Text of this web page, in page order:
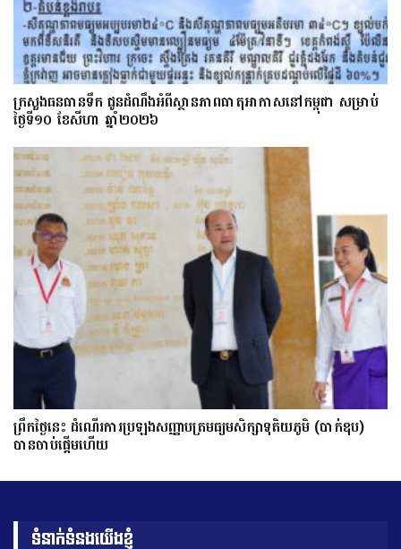
ក្រសួងធនធានទឹក ជូនដំណឹងអំពីស្ថានភាពធាតុអាកាសនៅកម្ពុជា សម្រាប់
ថ្ងៃទី១០ ខែសីហា ឆ្នាំ២០២៦
ព្រឹកថ្ងៃនេះ ដំណើរការប្រឡងសញ្ញាបត្រមធ្យមសិក្សាទុតិយភូមិ (បាក់ឌុប)
បានចាប់ផ្តើមហើយ
ទំនាក់ទំនងយើងខ្ញុំ